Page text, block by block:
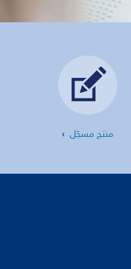
منتج مسجّل